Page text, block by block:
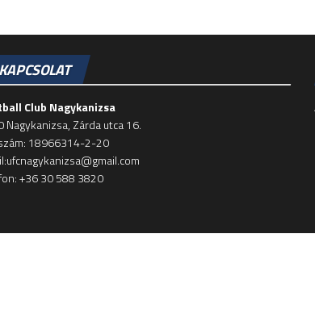
KAPCSOLAT
Club Nagykanizsa
Nagykanizsa, Zárda utca 16.
18966314-2-20
+36 30 588 3820